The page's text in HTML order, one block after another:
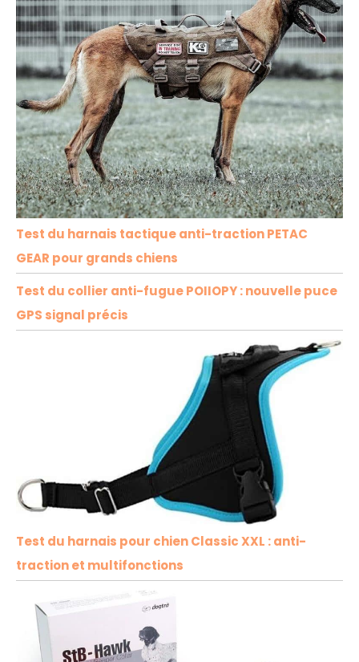
Test du harnais tactique anti-traction PETAC
GEAR pour grands chiens
Test du collier anti-fugue POIIOPY : nouvelle puce
GPS signal précis
Test du harnais pour chien Classic XXL : anti-
traction et multifonctions